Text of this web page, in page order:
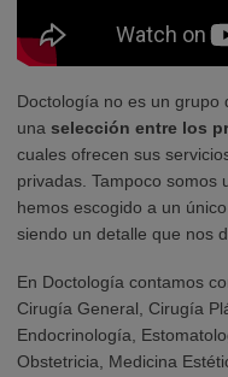
Doctología no es un grupo
una selección entre los
cuales ofrecen sus
privadas. Tampoco somos
hemos escogido a un
siendo un detalle que nos
En Doctología contamos
Cirugía General, Cirugía
Endocrinología,
Obstetricia, Medicina